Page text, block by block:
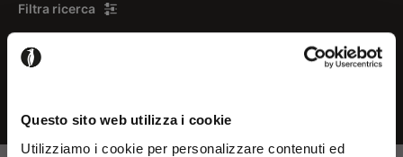
Questo sito web utilizza i cookie
Utilizziamo i cookie per personalizzare contenuti ed
Filtra ricerca